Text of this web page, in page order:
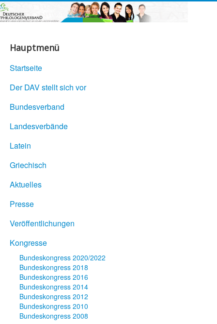
Hauptmenü
Startseite
Der DAV stellt sich vor
Bundesverband
Landesverbände
Latein
Griechisch
Aktuelles
Presse
Veröffentlichungen
Kongresse
Bundeskongress 2020/2022
Bundeskongress 2018
Bundeskongress 2016
Bundeskongress 2014
Bundeskongress 2012
Bundeskongress 2010
Bundeskongress 2008